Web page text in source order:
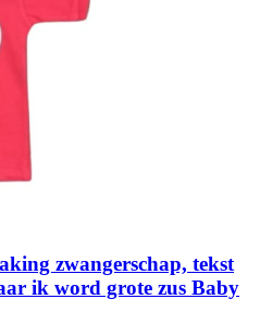
zwangerschap, tekst
ik word grote zus Baby